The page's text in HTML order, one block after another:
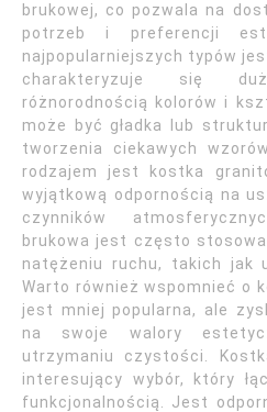
brukowej, co pozwala na
potrzeb i preferencji
najpopularniejszych typów
charakteryzuje się
różnorodnością kolorów i
może być gładka lub
tworzenia ciekawych
rodzajem jest kostka
wyjątkową odpornością na
czynników
brukowa jest często
natężeniu ruchu, takich jak
Warto również wspomnieć o
jest mniej popularna, ale
na swoje walory
utrzymaniu czystości.
interesujący wybór, który
funkcjonalnością. Jest